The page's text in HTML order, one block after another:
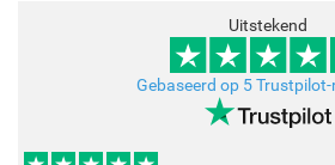
Uitstekend
Gebaseerd op 5 Trustpilot-